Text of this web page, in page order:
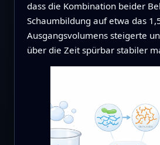
dass die Kombination beider
Schaumbildung auf etwa das
Ausgangsvolumens steigerte
über die Zeit spürbar stabiler